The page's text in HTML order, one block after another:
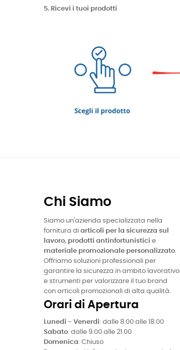
5. Ricevi i tuoi prodotti
Chi Siamo
Siamo un'azienda specializzata nella
fornitura di articoli per la sicurezza sul
lavoro, prodotti antinfortunistici e
materiale promozionale personalizzato.
Offriamo soluzioni professionali per
garantire la sicurezza in ambito lavorativo
e strumenti per valorizzare il tuo brand
con articoli promozionali di alta qualità.
Orari di Apertura
Lunedì - Venerdì: dalle 8:00 alle 18:00
Sabato: dalle 9:00 alle 21:00
Domenica: Chiuso